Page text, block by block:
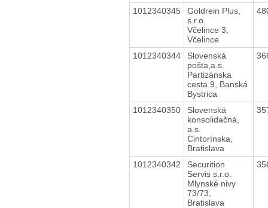
1012340345
Goldrein Plus,
s.r.o.
Včelince 3,
Včelince
1012340344
Slovenská
pošta,a.s.
Partizánska
cesta 9, Banská
Bystrica
1012340350
Slovenská
konsolidačná,
a.s.
Cintorínska,
Bratislava
1012340342
Securition
Servis s.r.o.
Mlynské nivy
73/73,
Bratislava